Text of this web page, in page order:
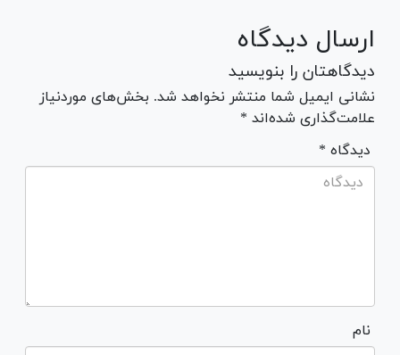
ارسال دیدگاه
دیدگاهتان را بنویسید
نشانی ایمیل شما منتشر نخواهد شد. بخش‌های موردنیاز
علامت‌گذاری شده‌اند *
* دیدگاه
نام